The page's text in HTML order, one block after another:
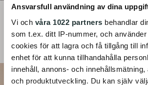
Ansvarsfull användning av dina
Vi och våra 1022 partners behandlar
som t.ex. ditt IP-nummer, och
cookies för att lagra och få tillgång till
enhet för att kunna tillhandahålla
innehåll, annons- och
och produktutveckling. Du kan själv
Se Picasso
HEMMA